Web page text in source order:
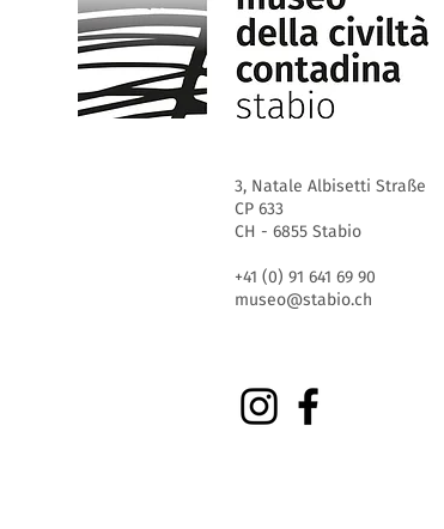
3, Natale Albisetti Straße
CP 633
CH - 6855 Stabio
+41 (0) 91 641 69 90
museo@stabio.ch